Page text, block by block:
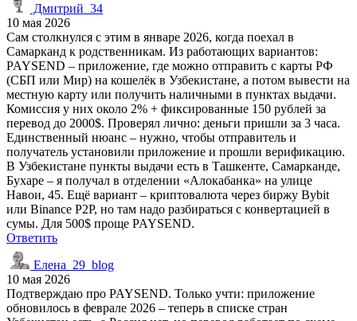
Дмитрий_34
10 мая 2026
Сам столкнулся с этим в январе 2026, когда поехал в
Самарканд к родственникам. Из работающих вариантов:
PAYSEND – приложение, где можно отправить с карты РФ
(СБП или Мир) на кошелёк в Узбекистане, а потом вывести на
местную карту или получить наличными в пунктах выдачи.
Комиссия у них около 2% + фиксированные 150 рублей за
перевод до 2000$. Проверял лично: деньги пришли за 3 часа.
Единственный нюанс – нужно, чтобы отправитель и
получатель установили приложение и прошли верификацию.
В Узбекистане пункты выдачи есть в Ташкенте, Самарканде,
Бухаре – я получал в отделении «Алокабанка» на улице
Навои, 45. Ещё вариант – криптовалюта через биржу Bybit
или Binance P2P, но там надо разбираться с конвертацией в
сумы. Для 500$ проще PAYSEND.
Ответить
Елена_29_blog
10 мая 2026
Подтверждаю про PAYSEND. Только учти: приложение
обновилось в феврале 2026 – теперь в списке стран